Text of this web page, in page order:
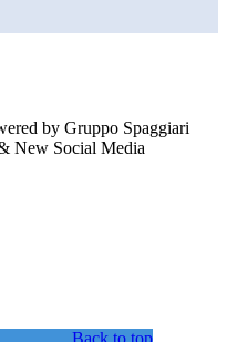
by Gruppo Spaggiari
New Social Media